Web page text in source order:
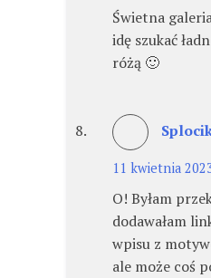
Świetna
idę szukać
różą 🙂
11 kwietnia
O! Byłam
dodawałam
wpisu z
ale może coś